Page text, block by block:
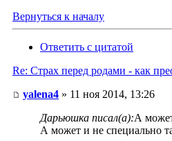
Вернуться к началу
Ответить с цитатой
Re: Страх перед родами - как
yalena4 » 11 ноя 2014, 13:26
Дарьюшка писал(а):А
А может и не специально